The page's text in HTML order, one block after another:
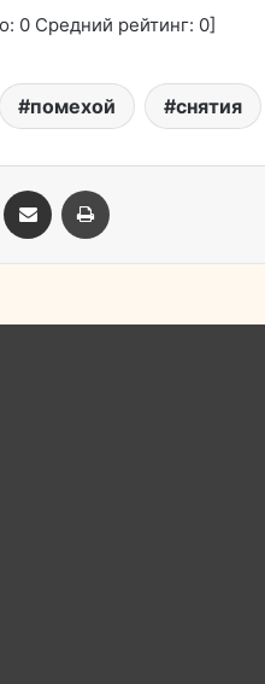
0 Средний рейтинг: 0]
помехой снятия
MessengerПоделиться через электронную почту